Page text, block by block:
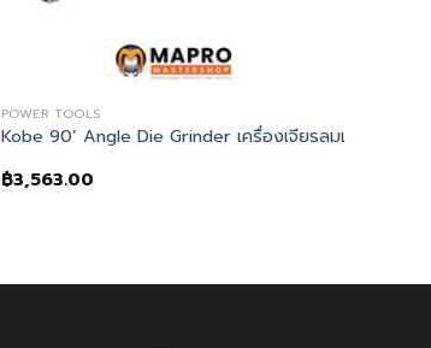
POWER TOOLS
Kobe 90’ Angle Die Grinder เครื่องเจียรลมแบบคองอ
฿3,563.00